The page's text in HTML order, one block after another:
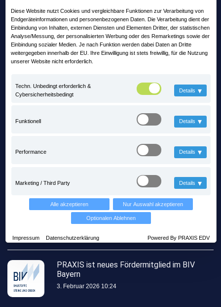
Diese Website nutzt Cookies und vergleichbare Funktionen zur Verarbeitung von
Endgeräteinformationen und personenbezogenen Daten. Die Verarbeitung dient der
Einbindung von Inhalten, externen Diensten und Elementen Dritter, der statistischen
Analyse/Messung, der personalisierten Werbung oder des Remarketings sowie der
Einbindung sozialer Medien. Je nach Funktion werden dabei Daten an Dritte
weitergegeben innerhalb der EU. Ihre Einwilligung ist stets freiwillig, für die Nutzung
unserer Website nicht erforderlich.
Techn. Unbedingt erforderlich &
Cybersicherheitsbedingt
Details ▾
Funktionell Details ▾
Performance Details ▾
Marketing / Third Party Details ▾
Alle akzeptieren Nur Auswahl akzeptieren
Optionalen Ablehnen
Impressum Datenschutzerklärung Powered By PRAXIS EDV
Telefon:
+49 (0) 36258 - 566 - 0
Email:
info@praxis-edv.de
Letzte Posts
Mit PRAXIS auf Zeitreise mitten im
Steinbruch - steinexpo 2026
PRAXIS ist neues Fördermitglied im BIV
Bayern
3. Februar 2026 10:24